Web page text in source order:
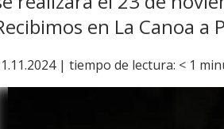
en La Canoa
| tiempo de lectura: < 1